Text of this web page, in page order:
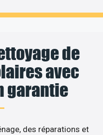
de
avec
garantie
des réparations et